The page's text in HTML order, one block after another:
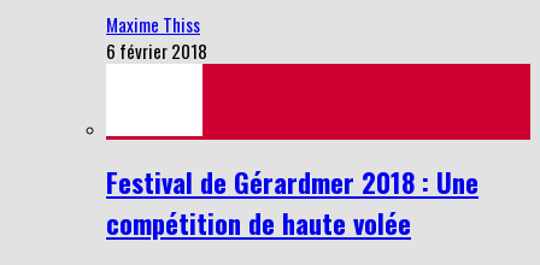
Maxime Thiss
6 février 2018
Festival de Gérardmer 2018 : Une
compétition de haute volée